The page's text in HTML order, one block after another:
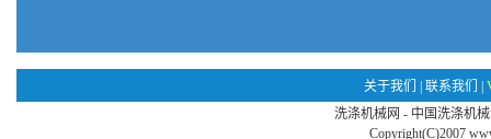
关于我们 联系我们
洗涤机械网 - 中国洗涤机
Copyright(C)2007